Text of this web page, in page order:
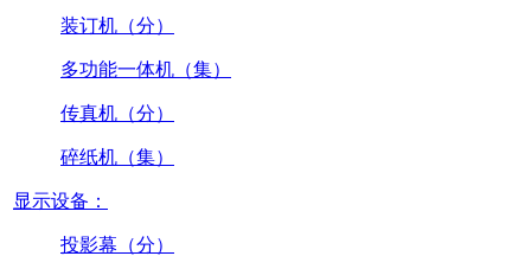
装订机（分）
多功能一体机（集）
传真机（分）
碎纸机（集）
显示设备：
投影幕（分）